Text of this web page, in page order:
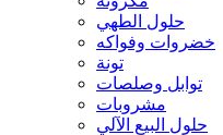
حلول الطهي
خضروات وفواكه
تونة
توابل وصلصات
مشروبات
حلول البيع الآلي